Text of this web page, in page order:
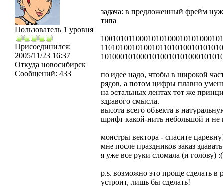
Пользователь 1 уровня
Присоединился:
2005/11/23 16:37
Откуда новосибирск
Сообщений: 433
задача: в предложенный фрейм
типа
по идее надо, чтобы в широкой
рядов, а потом цифры плавно
на остальных лентах тот же
здравого смысла.
высота всего объекта в
шрифт какой-нить небольшой и
монстры вектора - спасите
мне после праздников заказ
я уже все руки сломала (и голову) :(
p.s. возможно это проще сделать в
устроит, лишь бы сделать!